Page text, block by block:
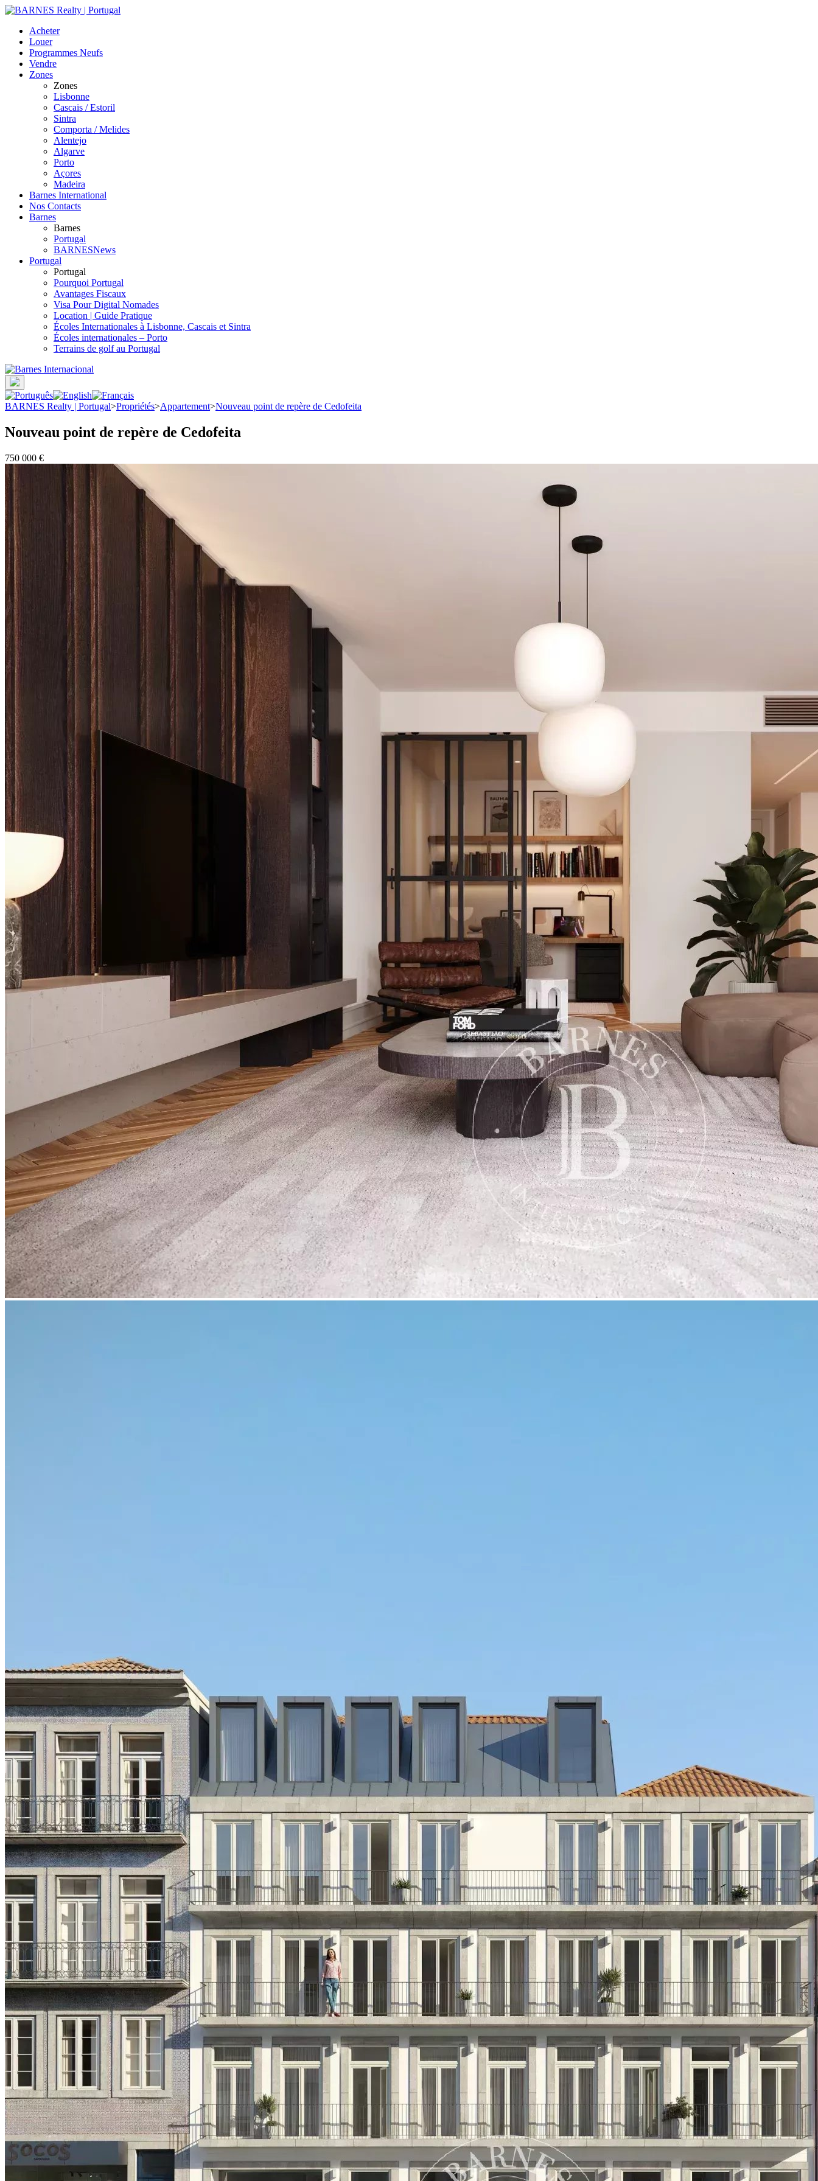
Acheter
Louer
Programmes Neufs
Vendre
Zones
Zones
Lisbonne
Cascais / Estoril
Sintra
Comporta / Melides
Alentejo
Algarve
Porto
Açores
Madeira
Barnes International
Nos Contacts
Barnes
Barnes
Portugal
BARNESNews
Portugal
Portugal
Pourquoi Portugal
Avantages Fiscaux
Visa Pour Digital Nomades
Location | Guide Pratique
Écoles Internationales à Lisbonne, Cascais et Sintra
Écoles internationales – Porto
Terrains de golf au Portugal
BARNES Realty | Portugal>Propriétés>Appartement>Nouveau point de repère de Cedofeita
Nouveau point de repère de Cedofeita
750 000 €